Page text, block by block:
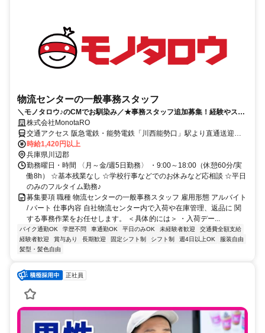
物流センターの一般事務スタッフ
＼モノタロウ♪のCMでお馴染み／★事務スタッフ追加募集！経験やスキ
ルを活かしてもらえる職場です！
株式会社MonotaRO
交通アクセス 阪急電鉄・能勢電鉄「川西能勢口」駅より直通送迎バ
ス25分 ★川西市、宝塚市から出勤されているスタッフ多数♪
時給1,420円以上
兵庫県川辺郡
勤務曜日・時間 〈月～金/週5日勤務〉 ・9:00～18:00（休憩60分/実
働8h） ☆基本残業なし ☆学校行事などでのお休みなど応相談 ☆平日
のみのフルタイム勤務♪
募集要項 職種 物流センターの一般事務スタッフ 雇用形態 アルバイト
/ パート 仕事内容 自社物流センター内で入荷や在庫管理、返品に 関
する事務作業をお任せします。 ＜具体的には＞ ・入荷デー...
バイク通勤OK 学歴不問 車通勤OK 平日のみOK 未経験者歓迎
交通費全額支給
経験者歓迎
賞与あり 長期歓迎 固定シフト制 シフト制 週4日以上OK
服装自由
髪型・髪色自由
正社員